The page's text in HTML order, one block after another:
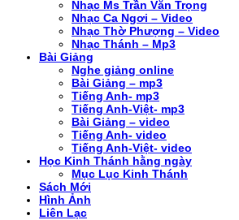
Nhạc Ms Trần Văn Trọng
Nhạc Ca Ngơi – Video
Nhạc Thờ Phượng – Video
Nhạc Thánh – Mp3
Bài Giảng
Nghe giảng online
Bài Giảng – mp3
Tiếng Anh- mp3
Tiếng Anh-Việt- mp3
Bài Giảng – video
Tiếng Anh- video
Tiếng Anh-Việt- video
Học Kinh Thánh hằng ngày
Mục Lục Kinh Thánh
Sách Mới
Hình Ảnh
Liên Lạc